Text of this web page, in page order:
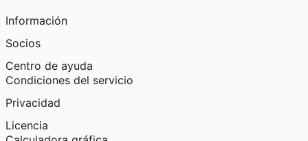
Información
Socios
Centro de ayuda
Condiciones del servicio
Privacidad
Licencia